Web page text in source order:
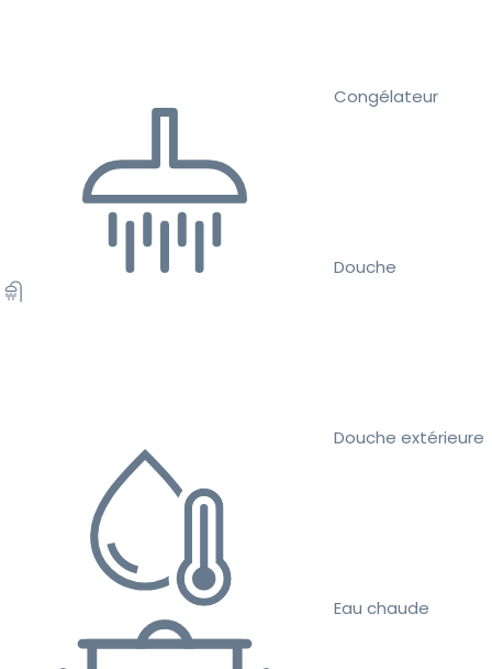
Congélateur
Douche
Douche extérieure
Eau chaude